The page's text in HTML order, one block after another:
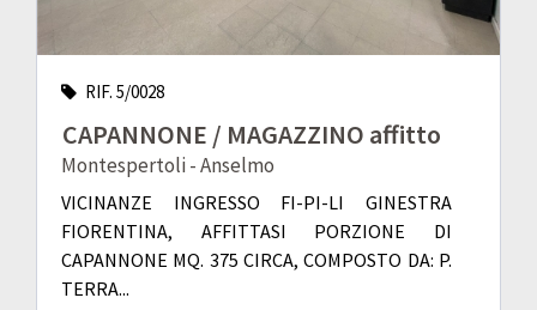
RIF. 5/0028
CAPANNONE / MAGAZZINO affitto
Montespertoli - Anselmo
VICINANZE INGRESSO FI-PI-LI GINESTRA
FIORENTINA, AFFITTASI PORZIONE DI
CAPANNONE MQ. 375 CIRCA, COMPOSTO DA: P.
TERRA...